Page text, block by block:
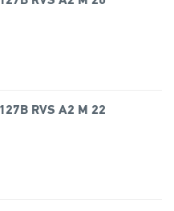
RVS A2 M 22